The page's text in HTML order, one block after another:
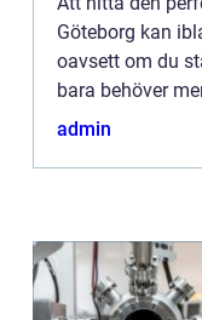
Göteborg kan
oavsett om du
bara behöver
finns ...
admin